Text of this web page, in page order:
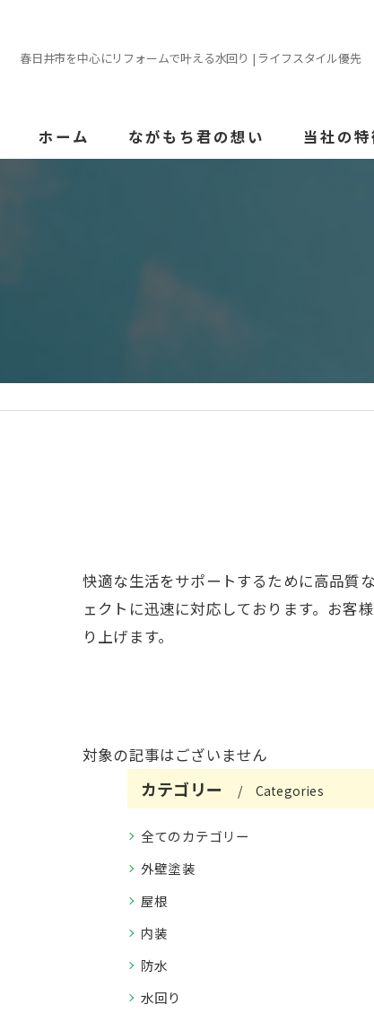
春日井市を中心にリフォームで叶える水回り | ライフスタイル優先
ホーム ながもち君の想い 当社の特
快適な生活をサポートするために高品質
ェクトに迅速に対応しております。お客
り上げます。
対象の記事はございません
カテゴリー Categories
全てのカテゴリー
外壁塗装
屋根
内装
防水
水回り